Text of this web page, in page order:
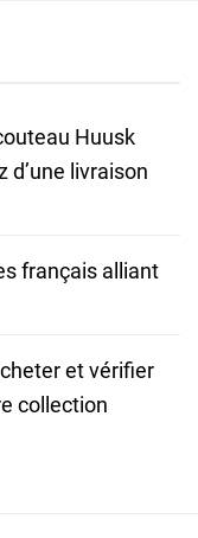
Huusk
d’une livraison
français alliant
et vérifier
collection